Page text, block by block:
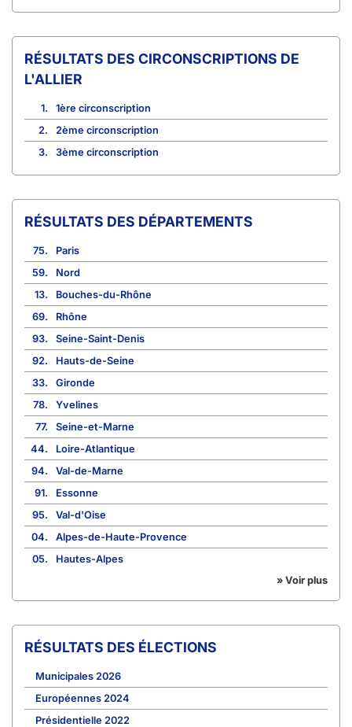
CIRCONSCRIPTIONS DE
L'ALLIER
1.
1ère circonscription
2.
2ème circonscription
3.
3ème circonscription
RÉSULTATS DES DÉPARTEMENTS
75.
Paris
59.
Nord
13.
Bouches-du-Rhône
69.
Rhône
93.
Seine-Saint-Denis
92.
Hauts-de-Seine
33.
Gironde
78.
Yvelines
77.
Seine-et-Marne
44.
Loire-Atlantique
94.
Val-de-Marne
91.
Essonne
95.
Val-d'Oise
04.
Alpes-de-Haute-Provence
05.
Hautes-Alpes
» Voir plus
RÉSULTATS DES ÉLECTIONS
Municipales 2026
Européennes 2024
Présidentielle 2022